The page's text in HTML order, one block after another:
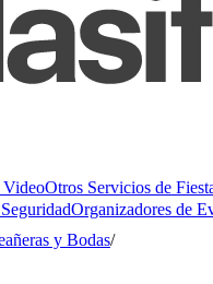
VideoOtros Servicios de
Organizadores de
y Bodas/